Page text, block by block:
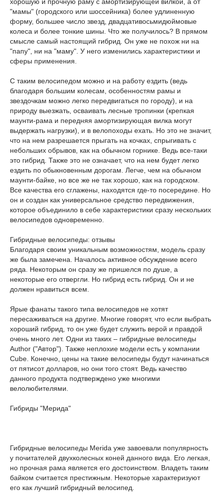
"мамы" (городского или шоссейника) более удлиненную
форму, большее число звезд, двадцативосьмидюймовые
колеса и более тонкие шины. Что же получилось? В прямом
смысле самый настоящий гибрид. Он уже не похож ни на
"папу", ни на "маму". У него изменились характеристики и
сферы применения.
С таким велосипедом можно и на работу ездить (ведь
благодаря большим колесам, особенностям рамы и
звездочкам можно легко передвигаться по городу), и на
природу выезжать, осваивать лесные тропинки (крепкая
маунти-рама и передняя амортизирующая вилка могут
выдержать нагрузки), и в велопоходы ехать. Но это не значит,
что на нем разрешается прыгать на кочках, спрыгивать с
небольших обрывов, как на обычном горнике. Ведь все-таки
это гибрид. Также это не означает, что на нем будет легко
ездить по обыкновенным дорогам. Легче, чем на обычном
маунти-байке, но все же не так хорошо, как на городском.
Все качества его сглажены, находятся где-то посередине. Но
он и создан как универсальное средство передвижения,
которое объединило в себе характеристики сразу нескольких
велосипедов одновременно.
Гибридные велосипеды: отзывы
Благодаря своим уникальным возможностям, модель сразу
же была замечена. Началось активное обсуждение всего
ряда. Некоторым он сразу же пришелся по душе, а
некоторые его отвергли. Но гибрид есть гибрид. Он и не
должен нравиться всем.
Ярые фанаты такого типа велосипедов не хотят
пересаживаться на другие. Многие говорят, что если выбрать
хороший гибрид, то он уже будет служить верой и правдой
очень много лет. Одни из таких – гибридные велосипеды
Author ("Автор"). Также неплохие модели есть у компании
Cube. Конечно, цены на такие велосипеды будут начинаться
от пятисот долларов, но они того стоят. Ведь качество
данного продукта подтверждено уже многими
велолюбителями.
Гибриды "Мерида"
Гибридные велосипеды Merida уже завоевали популярность
у почитателей двухколесных коней данного вида. Его легкая,
но прочная рама является его достоинством. Владеть таким
байком считается престижным. Некоторые характеризуют
его как лучший гибридный велосипед.